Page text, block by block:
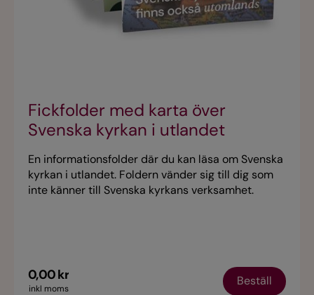
Fickfolder med karta över
Svenska kyrkan i utlandet
En informationsfolder där du kan läsa om Svenska
kyrkan i utlandet. Foldern vänder sig till dig som
inte känner till Svenska kyrkans verksamhet.
0,00 kr
inkl moms
Beställ